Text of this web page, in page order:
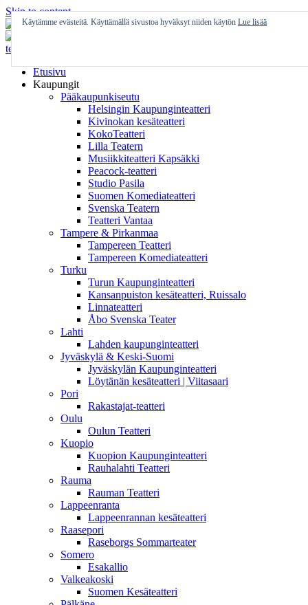
Skip to content
Etusivu
Kaupungit
Pääkaupunkiseutu
Helsingin Kaupunginteatteri
Kivinokan kesäteatteri
KokoTeatteri
Lilla Teatern
Musiikkiteatteri Kapsäkki
Peacock-teatteri
Studio Pasila
Suomen Komediateatteri
Svenska Teatern
Teatteri Vantaa
Tampere & Pirkanmaa
Tampereen Teatteri
Tampereen Komediateatteri
Turku
Turun Kaupunginteatteri
Kansanpuiston kesäteatteri, Ruissalo
Linnateatteri
Åbo Svenska Teater
Lahti
Lahden kaupunginteatteri
Jyväskylä & Keski-Suomi
Jyväskylän Kaupunginteatteri
Löytänän kesäteatteri | Viitasaari
Pori
Rakastajat-teatteri
Oulu
Oulun Teatteri
Kuopio
Kuopion Kaupunginteatteri
Rauhalahti Teatteri
Rauma
Rauman Teatteri
Lappeenranta
Lappeenrannan kesäteatteri
Raasepori
Raseborgs Sommarteater
Somero
Esakallio
Valkeakoski
Suomen Kesäteatteri
Käytämme evästeitä. Käyttämällä sivustoa hyväksyt niiden käytön Lue lisää